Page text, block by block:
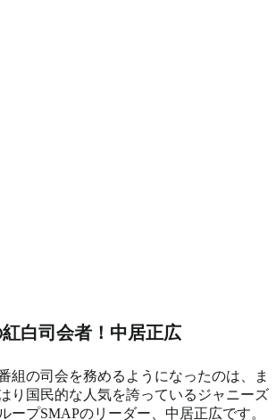
白司会者！中居正広
組の司会を務めるようになったのは、ま
り国民的な人気を誇っているジャニーズ
ープSMAPのリーダー、中居正広です。